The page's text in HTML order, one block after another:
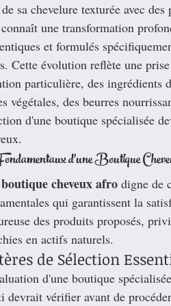
sa chevelure texturée avec
une transformation
et formulés
Cette évolution reflète une
particulière, des ingrédients
végétales, des beurres
d'une boutique spécialisée
d'une Boutique
boutique cheveux afro digne de
qui garantissent la
des produits proposés,
en actifs naturels.
de Sélection
d'une boutique
devrait vérifier avant de